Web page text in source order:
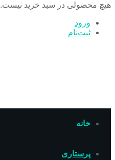
هیچ محصولی در سبد خرید نیست.
ورود
ثبت‌نام
خانه
پرستاری